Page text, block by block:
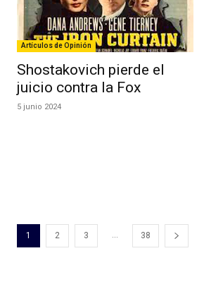
Artículos de Opinión
Shostakovich pierde el
juicio contra la Fox
5 junio 2024
1 2 3 ... 38